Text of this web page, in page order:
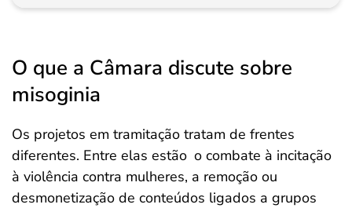
O que a Câmara discute sobre
misoginia
Os projetos em tramitação tratam de frentes
diferentes. Entre elas estão o combate à incitação
à violência contra mulheres, a remoção ou
desmonetização de conteúdos ligados a grupos